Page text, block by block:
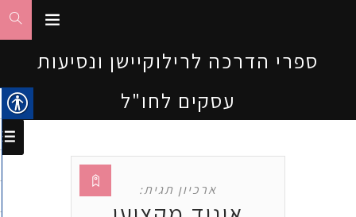
ספרי הדרכה לרילוקיישן ונסיעות
עסקים לחו"ל
ארכיון תגית: